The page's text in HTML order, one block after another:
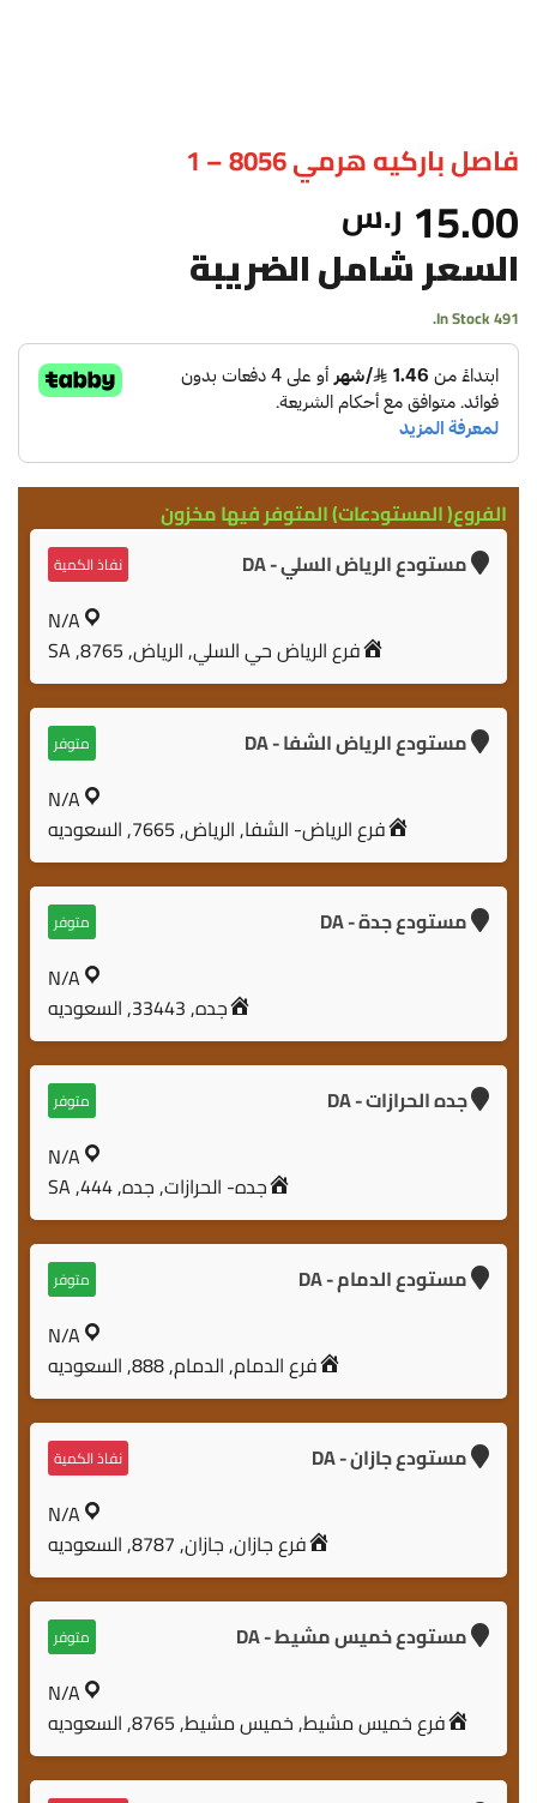
فاصل باركيه هرمي 8056 – 1
15.00 ر.س
السعر شامل الضريبة
491 In Stock.
الفروع( المستودعات) المتوفر فيها مخزون
مستودع الرياض السلي - DA
نفاذ الكمية
N/A
فرع الرياض حي السلي, الرياض, 8765, SA
مستودع الرياض الشفا - DA متوفر
N/A
فرع الرياض- الشفا, الرياض, 7665, السعوديه
مستودع جدة - DA متوفر
N/A
جده, 33443, السعوديه
جده الحرازات - DA متوفر
N/A
جده- الحرازات, جده, 444, SA
مستودع الدمام - DA متوفر
N/A
فرع الدمام, الدمام, 888, السعوديه
مستودع جازان - DA نفاذ الكمية
N/A
فرع جازان, جازان, 8787, السعوديه
مستودع خميس مشيط - DA متوفر
N/A
فرع خميس مشيط, خميس مشيط, 8765, السعوديه